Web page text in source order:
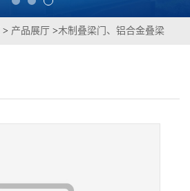
> 产品展厅 >木制叠梁门、铝合金叠梁